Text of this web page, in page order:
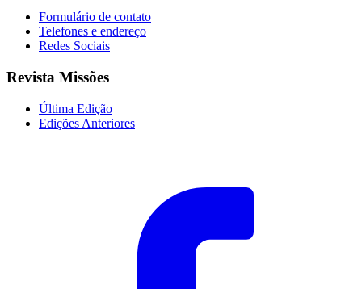
Formulário de contato
Telefones e endereço
Redes Sociais
Revista Missões
Última Edição
Edições Anteriores